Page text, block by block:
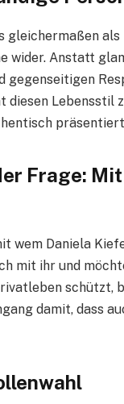
gleichermaßen
wider. Anstatt
Lebensstil
Frage:
wem Daniela
mit ihr und
schützt,
damit, dass